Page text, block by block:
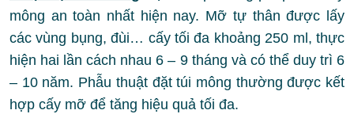
mông an toàn nhất hiện nay. Mỡ tự thân được lấy
các vùng bụng, đùi… cấy tối đa khoảng 250 ml, thực
hiện hai lần cách nhau 6 – 9 tháng và có thể duy trì 6
– 10 năm. Phẫu thuật đặt túi mông thường được kết
hợp cấy mỡ để tăng hiệu quả tối đa.